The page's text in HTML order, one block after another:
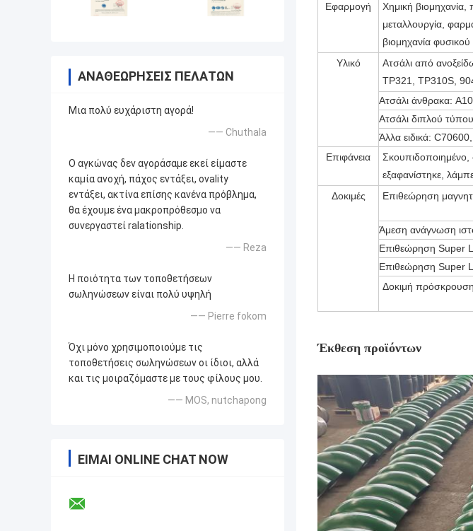
ΑΝΑΘΕΩΡΉΣΕΙΣ ΠΕΛΑΤΏΝ
Μια πολύ ευχάριστη αγορά!
—— Chuthala
Ο αγκώνας δεν αγοράσαμε εκεί είμαστε
καμία ανοχή, πάχος εντάξει, ovality
εντάξει, ακτίνα επίσης κανένα πρόβλημα,
θα έχουμε ένα μακροπρόθεσμο να
συνεργαστεί ralationship.
—— Reza
Η ποιότητα των τοποθετήσεων
σωληνώσεων είναι πολύ υψηλή
—— Pierre fokom
Όχι μόνο χρησιμοποιούμε τις
τοποθετήσεις σωληνώσεων οι ίδιοι, αλλά
και τις μοιραζόμαστε με τους φίλους μου.
—— MOS, nutchapong
ΕΊΜΑΙ ONLINE CHAT NOW
Εφαρμογή
Χημική βιομηχανία,
μεταλλουργία,
βιομηχανία
Υλικό
Ατσάλι από
TP321, TP310S,
Ατσάλι άνθρακα:
Ατσάλι διπλού
Άλλα ειδικά:
Επιφάνεια
εξαφανίστηκε,
Δοκιμές
Επιθεώρηση
Άμεση ανάγνωση
Επιθεώρηση Super
Επιθεώρηση Super
Δοκιμή
Έκθεση προϊόντων